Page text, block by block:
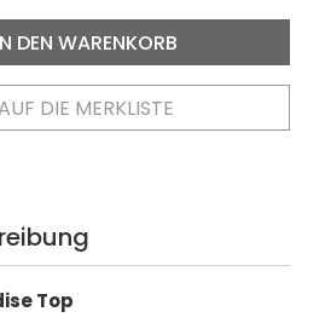
DEN WARENKORB
DIE MERKLISTE
Top